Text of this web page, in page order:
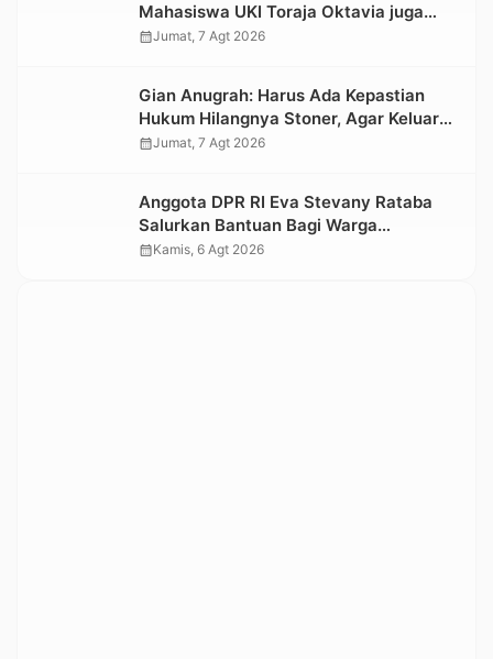
Mahasiswa UKI Toraja Oktavia juga
Lolos ke Pekan Seni Mahasiswa
calendar_monthJumat, 7 Agt 2026
Gian Anugrah: Harus Ada Kepastian
Hukum Hilangnya Stoner, Agar Keluarga
tidak Larut dalam Trauma dan
calendar_monthJumat, 7 Agt 2026
Anggota DPR RI Eva Stevany Rataba
Salurkan Bantuan Bagi Warga
Terdampak Longsor di Buntu Pepasan
calendar_monthKamis, 6 Agt 2026